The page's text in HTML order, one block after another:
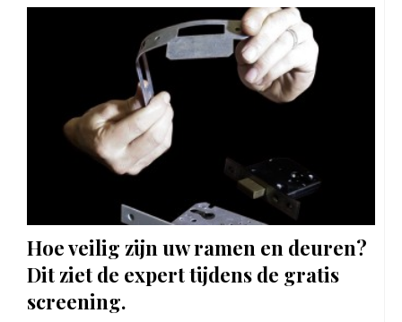
Hoe veilig zijn uw ramen en deuren?
Dit ziet de expert tijdens de gratis
screening.